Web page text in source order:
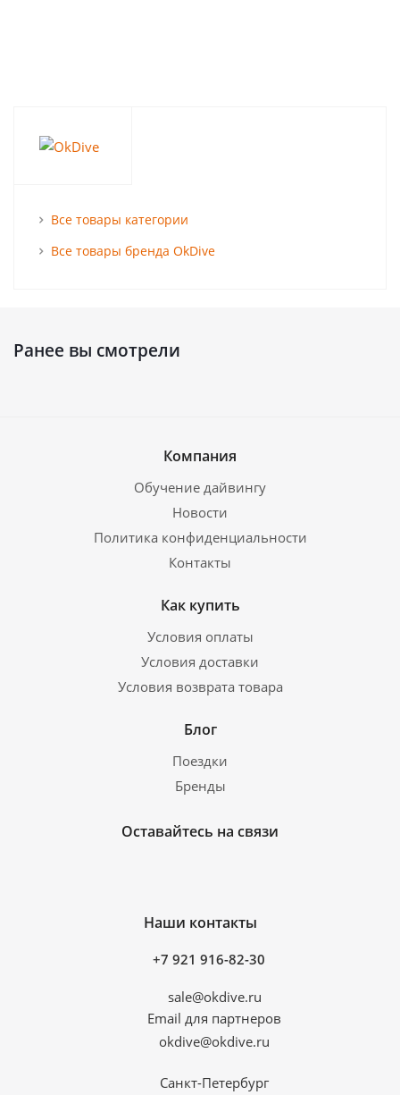
Все товары категории
Все товары бренда OkDive
Ранее вы смотрели
Компания
Обучение дайвингу
Новости
Политика конфиденциальности
Контакты
Как купить
Условия оплаты
Условия доставки
Условия возврата товара
Блог
Поездки
Бренды
Оставайтесь на связи
Наши контакты
+7 921 916-82-30
sale@okdive.ru
Email для партнеров
okdive@okdive.ru
Санкт-Петербург